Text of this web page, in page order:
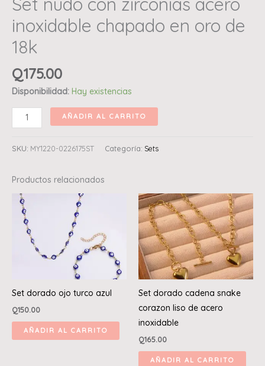
inoxidable chapado en oro de
18k
Q175.00
Disponibilidad: Hay existencias
AÑADIR AL CARRITO
SKU: MY1220-0226175ST Categoría: Sets
Productos relacionados
Set dorado ojo turco azul
Q150.00
AÑADIR AL CARRITO
Set dorado cadena snake
corazon liso de acero
inoxidable
Q165.00
AÑADIR AL CARRITO